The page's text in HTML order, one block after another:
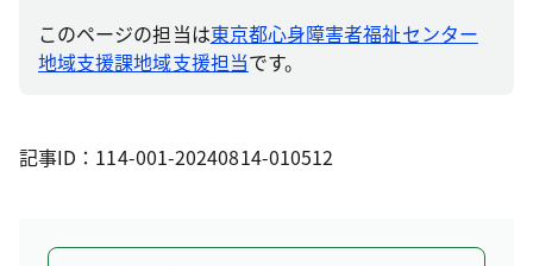
このページの担当は東京都心身障害者福祉センター
地域支援課地域支援担当です。
記事ID：114-001-20240814-010512